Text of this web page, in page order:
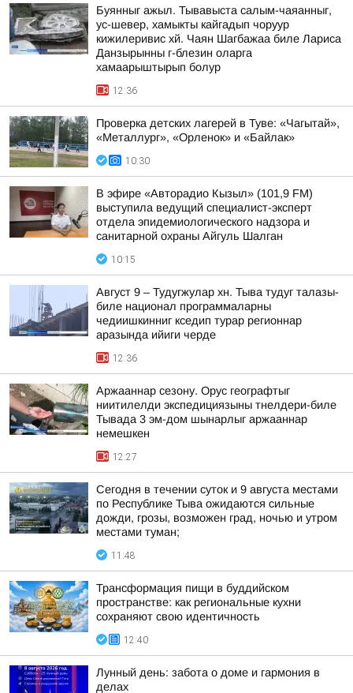
Буянныг ажыл. Тывавыста салым-чаяанныг,
ус-шевер, хамыкты кайгадып чоруур
кижилеривис хй. Чаян Шагбажаа биле Лариса
Данзырынны г-блезин оларга
хамаарыштырып болур
12:36
Проверка детских лагерей в Туве: «Чагытай»,
«Металлург», «Орленок» и «Байлак»
10:30
В эфире «Авторадио Кызыл» (101,9 FM)
выступила ведущий специалист-эксперт
отдела эпидемиологического надзора и
санитарной охраны Айгуль Шалган
10:15
Август 9 – Тудугжулар хн. Тыва тудуг талазы-
биле национал программаларны
чедиишкинниг кседип турар регионнар
аразында ийиги черде
12:36
Аржааннар сезону. Орус географтыг
ниитилелди экспедициязыны тнелдери-биле
Тывада 3 эм-дом шынарлыг аржааннар
немешкен
12:27
Сегодня в течении суток и 9 августа местами
по Республике Тыва ожидаются сильные
дожди, грозы, возможен град, ночью и утром
местами туман;
11:48
Трансформация пищи в буддийском
пространстве: как региональные кухни
сохраняют свою идентичность
12:40
Лунный день: забота о доме и гармония в
делах